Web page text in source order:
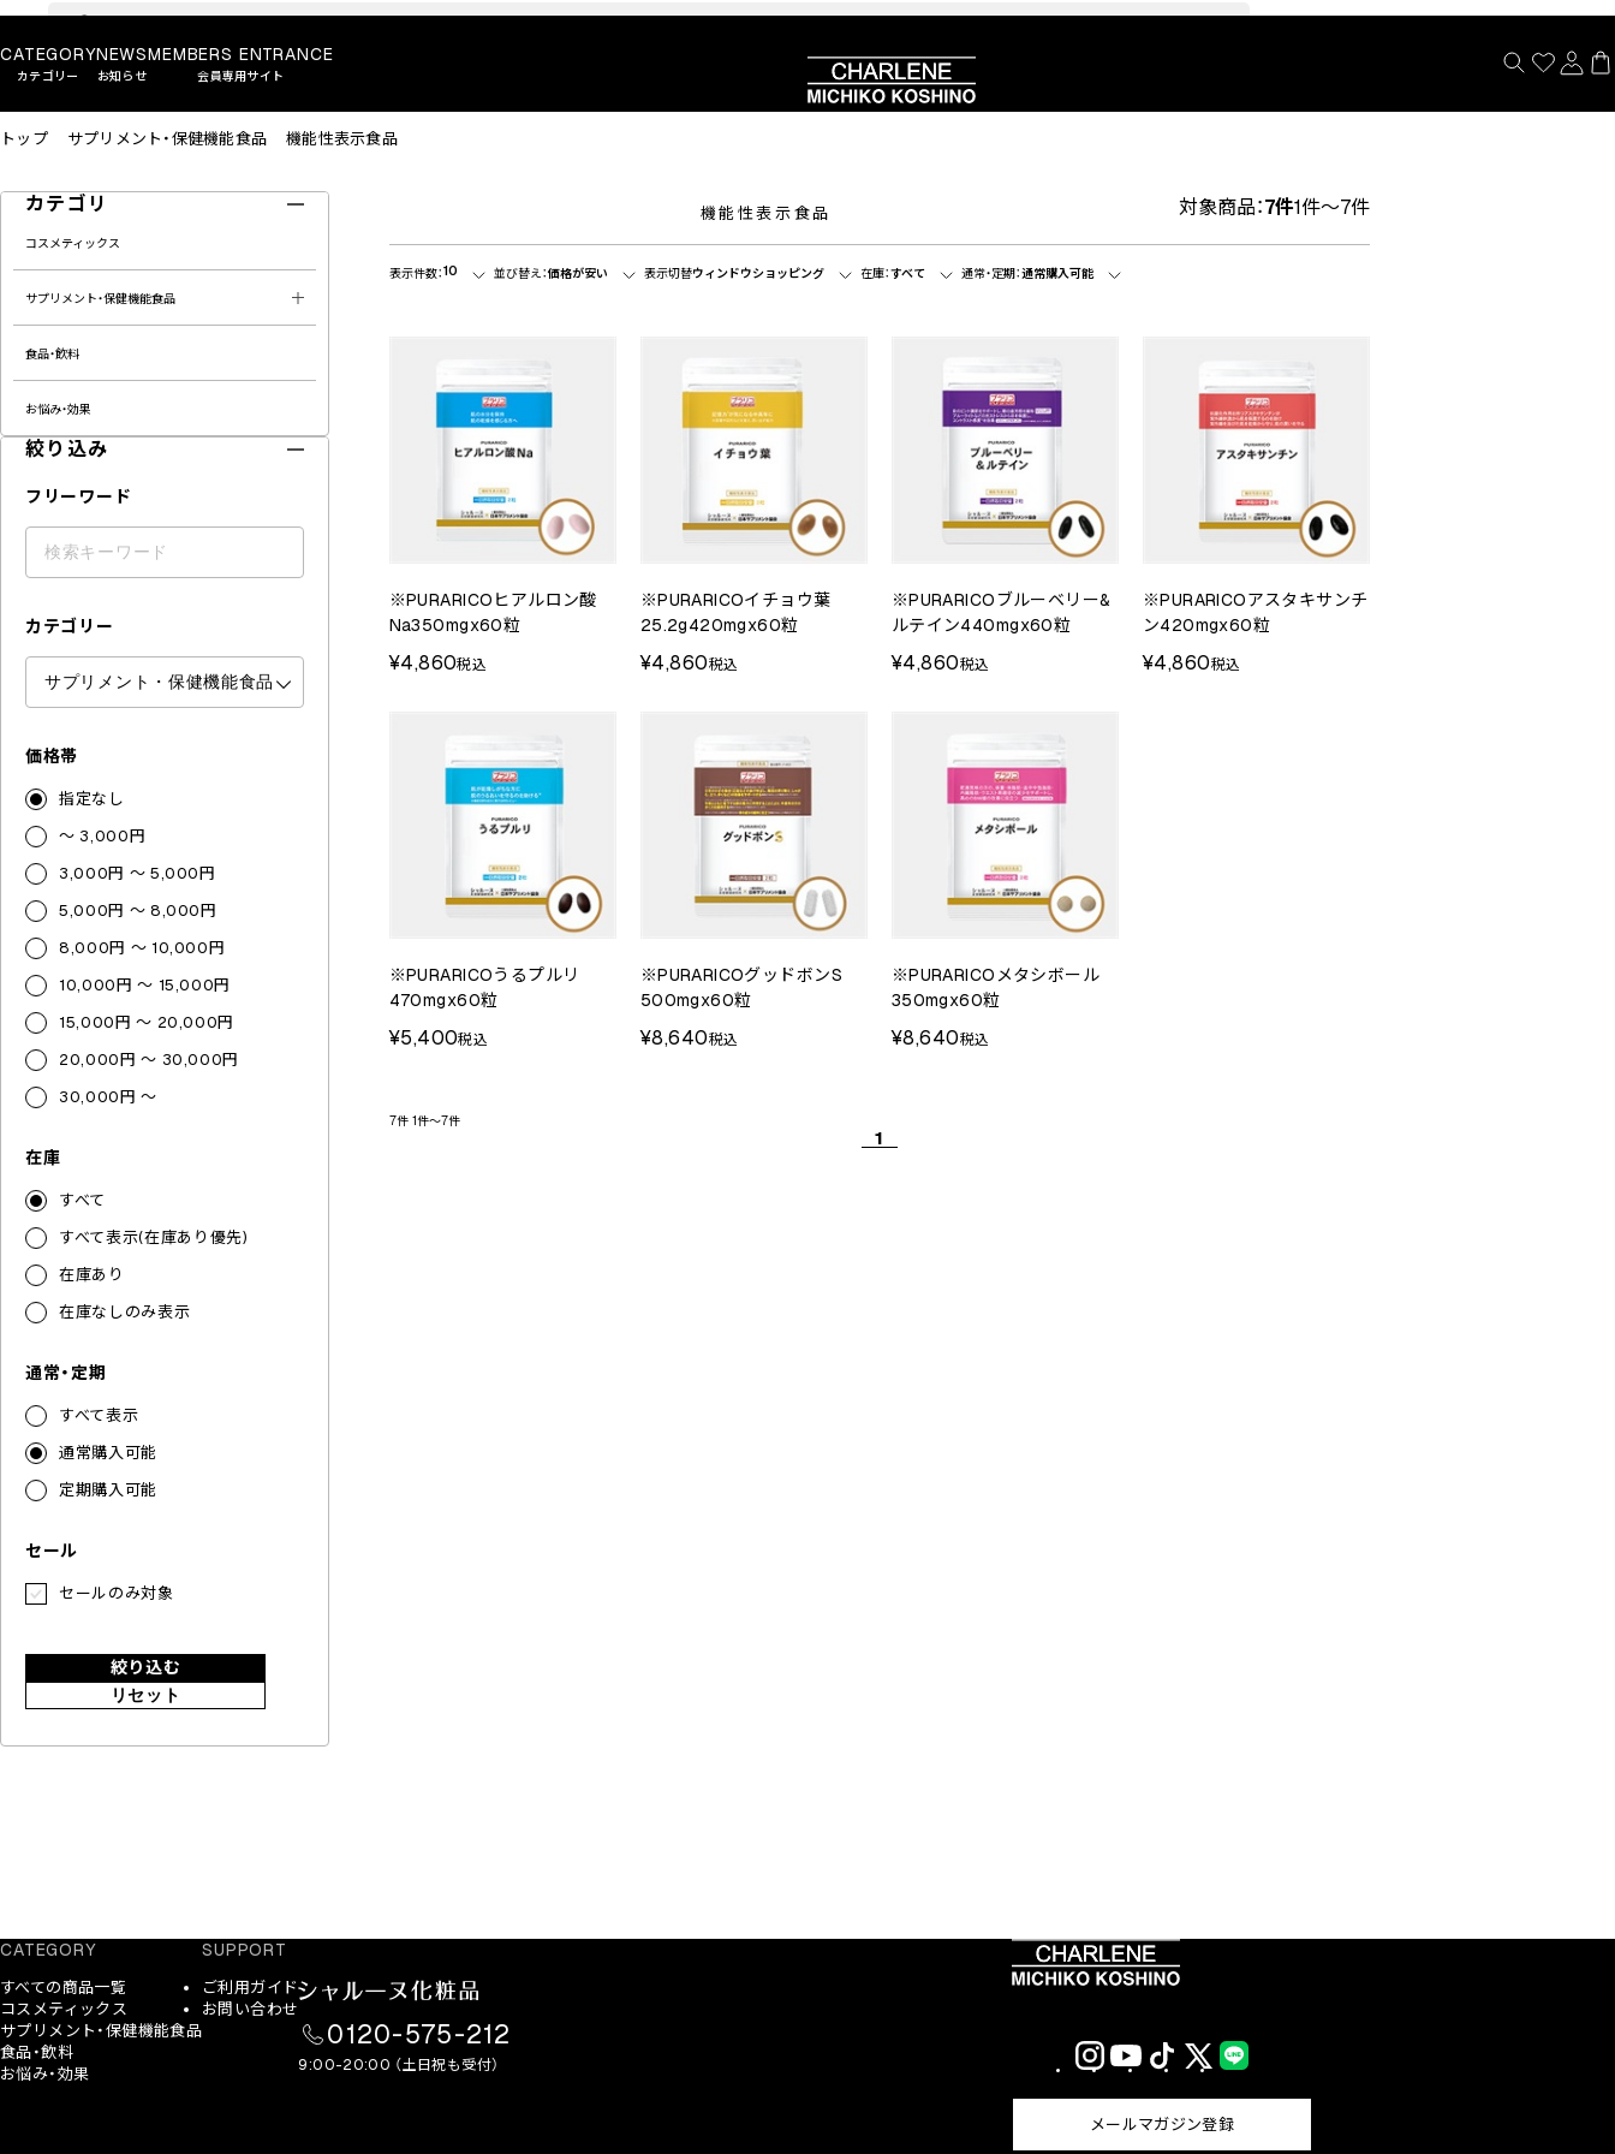
CATEGORY
カテゴリー
NEWS
お知らせ
MEMBERS ENTRANCE
会員専用サイト
トップ サプリメント・保健機能食品 機能性表示食品
カテゴリ
コスメティックス
サプリメント・保健機能食品
食品・飲料
お悩み・効果
絞り込み
フリーワード
カテゴリー
価格帯
指定なし
～ 3,000円
3,000円 ～ 5,000円
5,000円 ～ 8,000円
8,000円 ～ 10,000円
10,000円 ～ 15,000円
15,000円 ～ 20,000円
20,000円 ～ 30,000円
30,000円 ～
在庫
すべて
すべて表示(在庫あり優先)
在庫あり
在庫なしのみ表示
通常・定期
すべて表示
通常購入可能
定期購入可能
セール
セールのみ対象
絞り込む
リセット
機能性表示食品 対象商品：7件1件～7件
表示件数：10 並び替え：価格が安い 表示切替ウィンドウショッピング 在庫：すべて 通常・定期：通常購入可能
※PURARICOヒアルロン酸
Na350mgx60粒
¥4,860税込
※PURARICOイチョウ葉
25.2g420mgx60粒
¥4,860税込
※PURARICOブルーベリー&
ルテイン440mgx60粒
¥4,860税込
※PURARICOアスタキサンチ
ン420mgx60粒
¥4,860税込
※PURARICOうるプルリ
470mgx60粒
¥5,400税込
※PURARICOグッドボンS
500mgx60粒
¥8,640税込
※PURARICOメタシボール
350mgx60粒
¥8,640税込
7件 1件～7件
1
CATEGORY
すべての商品一覧
コスメティックス
サプリメント・保健機能食品
食品・飲料
お悩み・効果
SUPPORT
ご利用ガイド
お問い合わせ
0120-575-212
9:00-20:00 （土日祝も受付）
InstagramYouTubeTikTok X
(Twitter)
メールマガジン登録